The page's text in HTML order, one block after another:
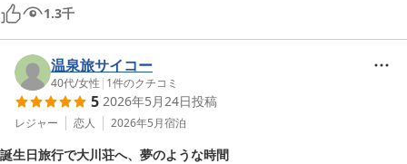
３段からなる露天の棚田温泉は、一番下の段が調整中で入る事ができな
かったのが残念でした。寝転びサウナもあり、とても気持ち良かったで
す。またぜひ利用したいと思います。
スタッフの方々もとても丁寧で、最高の時間を過ごす事ができました。
1.3千
温泉旅サイコー
40代/女性 | 1件のクチコミ
5 2026年5月24日投稿
レジャー 恋人 2026年5月宿泊
誕生日旅行で大川荘へ、夢のような時間